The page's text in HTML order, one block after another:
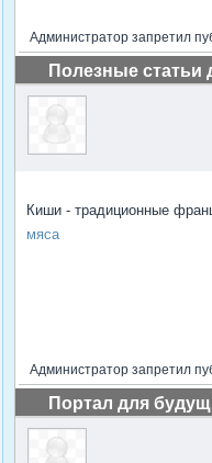
Администратор запретил
Полезные статьи
Киши - традиционные
мяса
Администратор запретил
Портал для